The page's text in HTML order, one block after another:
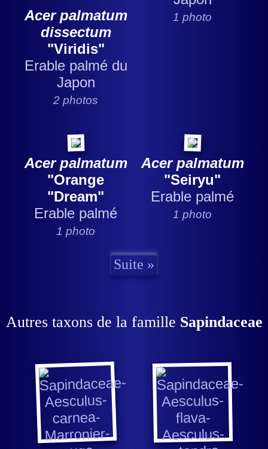
Acer palmatum
dissectum
"Viridis"
Erable palmé du
Japon
2 photos
1 photo
Acer palmatum
"Orange
"Dream"
Erable palmé
1 photo
Acer palmatum
"Seiryu"
Erable palmé
1 photo
Autres taxons de la famille Sapindaceae